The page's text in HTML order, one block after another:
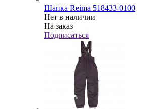
Шапка Reima 518433-0100
Нет в наличии
На заказ
Подписаться